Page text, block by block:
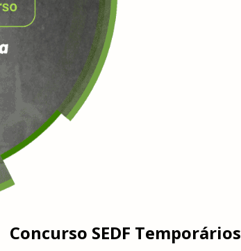
Concurso SEDF Temporários